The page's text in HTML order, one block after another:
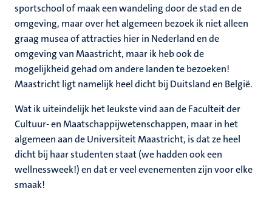
sportschool of maak een wandeling door de stad en de
omgeving, maar over het algemeen bezoek ik niet alleen
graag musea of attracties hier in Nederland en de
omgeving van Maastricht, maar ik heb ook de
mogelijkheid gehad om andere landen te bezoeken!
Maastricht ligt namelijk heel dicht bij Duitsland en België.
Wat ik uiteindelijk het leukste vind aan de Faculteit der
Cultuur- en Maatschappijwetenschappen, maar in het
algemeen aan de Universiteit Maastricht, is dat ze heel
dicht bij haar studenten staat (we hadden ook een
wellnessweek!) en dat er veel evenementen zijn voor elke
smaak!